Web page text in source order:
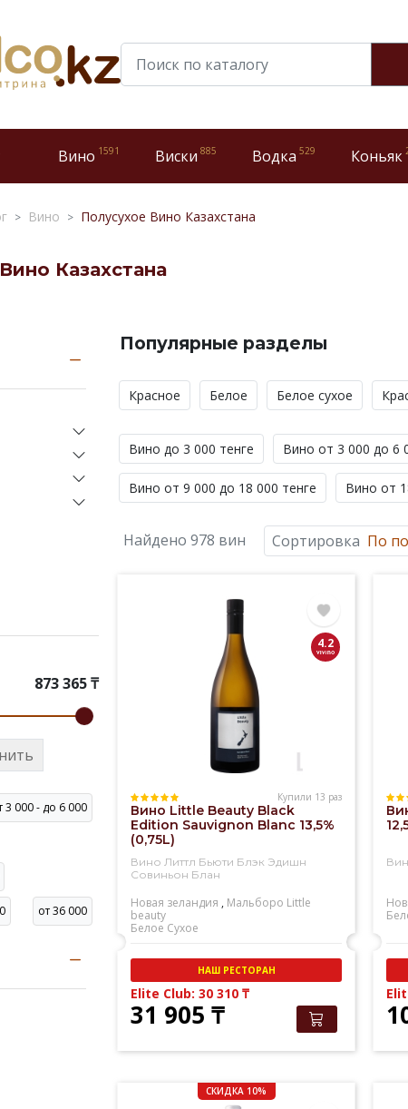
Вино 1591 Виски 885 Водка 529 Коньяк
Вино Полусухое Вино Казахстана
Казахстана
Чилии
873 365 ₸
3 000 - до 6 000
от 36 000
Популярные разделы
Красное Белое Белое сухое
Вино до 3 000 тенге Вино от 3 000 до 6
Вино от 9 000 до 18 000 тенге Вино от
Найдено 978 вин Сортировка
4.2
Купили 13 раз
Вино Little Beauty Black
Edition Sauvignon Blanc 13,5%
(0,75L)
Вино Литтл Бьюти Блэк Эдишн
Совиньон Блан
Новая зеландия , Мальборо Little
beauty
Белое Сухое
НАШ РЕСТОРАН
Elite Club: 30 310₸
31 905₸
СКИДКА 10%